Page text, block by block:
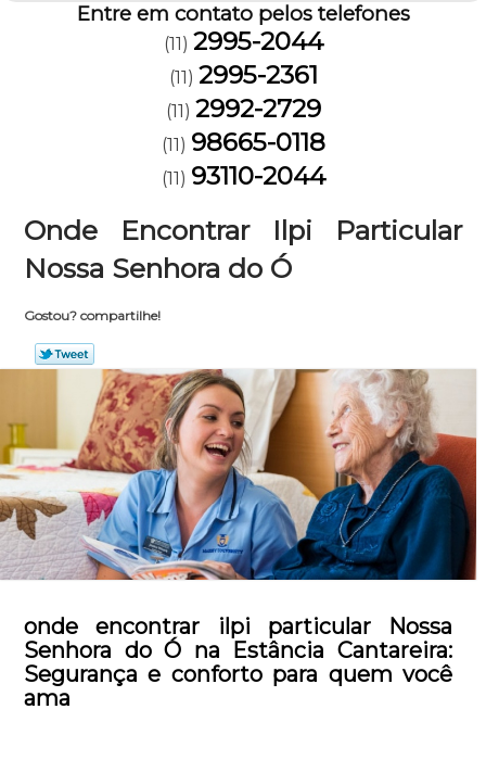
Entre em contato pelos telefones
(11) 2995-2044
(11) 2995-2361
(11) 2992-2729
(11) 98665-0118
(11) 93110-2044
Onde Encontrar Ilpi Particular
Nossa Senhora do Ó
Gostou? compartilhe!
onde encontrar ilpi particular Nossa
Senhora do Ó na Estância Cantareira:
Segurança e conforto para quem você
ama